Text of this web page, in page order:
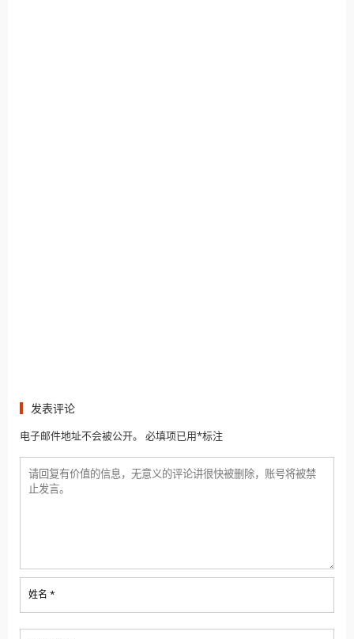
发表评论
电子邮件地址不会被公开。 必填项已用*标注
姓名 *